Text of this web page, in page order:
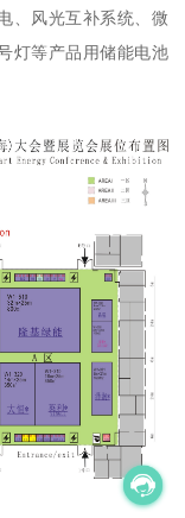
、风光互补系统、微
灯等产品用储能电池